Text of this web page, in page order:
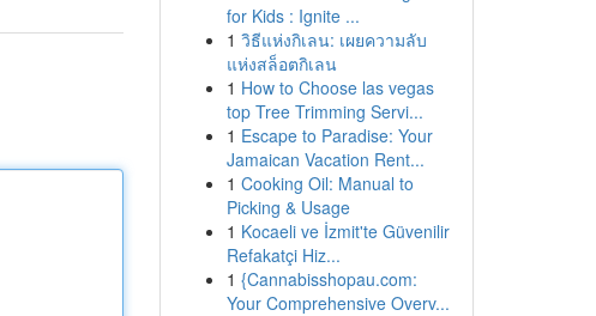
for Kids : Ignite ...
1 วิธีแห่งกิเลน: เผยความลับ
แห่งสล็อตกิเลน
1 How to Choose las vegas
top Tree Trimming Servi...
1 Escape to Paradise: Your
Jamaican Vacation Rent...
1 Cooking Oil: Manual to
Picking & Usage
1 Kocaeli ve İzmit'te Güvenilir
Refakatçi Hiz...
1 {Cannabisshopau.com:
Your Comprehensive Overv...